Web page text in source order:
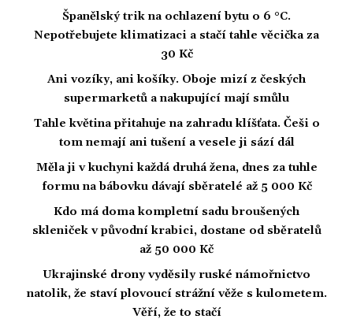
Španělský trik na ochlazení bytu o 6 °C.
Nepotřebujete klimatizaci a stačí tahle věcička za
30 Kč
Ani vozíky, ani košíky. Oboje mizí z českých
supermarketů a nakupující mají smůlu
Tahle květina přitahuje na zahradu klíšťata. Češi o
tom nemají ani tušení a vesele ji sází dál
Měla ji v kuchyni každá druhá žena, dnes za tuhle
formu na bábovku dávají sběratelé až 5 000 Kč
Kdo má doma kompletní sadu broušených
skleniček v původní krabici, dostane od sběratelů
až 50 000 Kč
Ukrajinské drony vyděsily ruské námořnictvo
natolik, že staví plovoucí strážní věže s kulometem.
Věří, že to stačí